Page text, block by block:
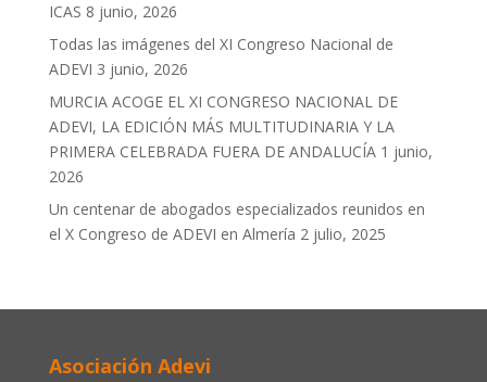
ICAS 8 junio, 2026
Todas las imágenes del XI Congreso Nacional de
ADEVI 3 junio, 2026
MURCIA ACOGE EL XI CONGRESO NACIONAL DE
ADEVI, LA EDICIÓN MÁS MULTITUDINARIA Y LA
PRIMERA CELEBRADA FUERA DE ANDALUCÍA 1 junio,
2026
Un centenar de abogados especializados reunidos en
el X Congreso de ADEVI en Almería 2 julio, 2025
Asociación Adevi